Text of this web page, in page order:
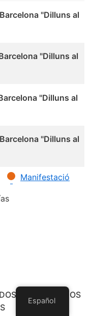
"Dilluns al
"Dilluns al
"Dilluns al
"Dilluns al
Manifestació
LOS DERECHOS
Español